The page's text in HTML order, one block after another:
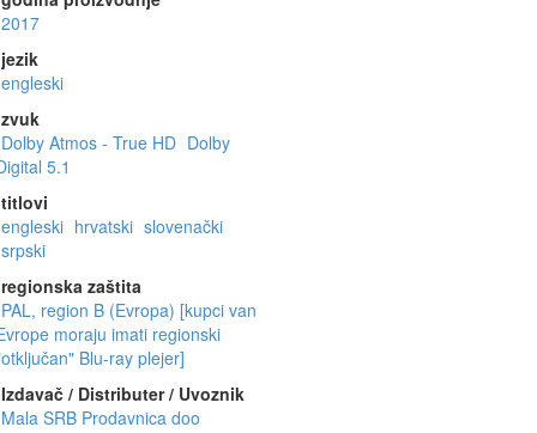
2017
jezik
engleski
zvuk
Dolby Atmos - True HD Dolby
5.1
titlovi
engleski hrvatski slovenački
srpski
regionska zaštita
PAL, region B (Evropa) [kupci van
moraju imati regionski
Blu-ray plejer]
Izdavač / Distributer / Uvoznik
Mala SRB Prodavnica doo